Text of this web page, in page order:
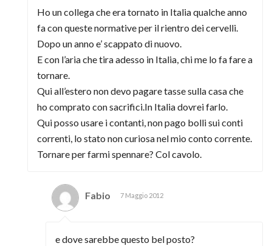
Ho un collega che era tornato in Italia qualche anno
fa con queste normative per il rientro dei cervelli.
Dopo un anno e’ scappato di nuovo.
E con l’aria che tira adesso in Italia, chi me lo fa fare a
tornare.
Qui all’estero non devo pagare tasse sulla casa che
ho comprato con sacrifici.In Italia dovrei farlo.
Qui posso usare i contanti, non pago bolli sui conti
correnti, lo stato non curiosa nel mio conto corrente.
Tornare per farmi spennare? Col cavolo.
Fabio 7 Maggio 2012
e dove sarebbe questo bel posto?